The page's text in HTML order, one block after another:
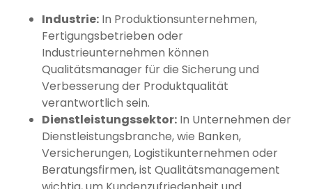
Industrie: In Produktionsunternehmen,
Fertigungsbetrieben oder
Industrieunternehmen können
Qualitätsmanager für die Sicherung und
Verbesserung der Produktqualität
verantwortlich sein.
Dienstleistungssektor: In Unternehmen der
Dienstleistungsbranche, wie Banken,
Versicherungen, Logistikunternehmen oder
Beratungsfirmen, ist Qualitätsmanagement